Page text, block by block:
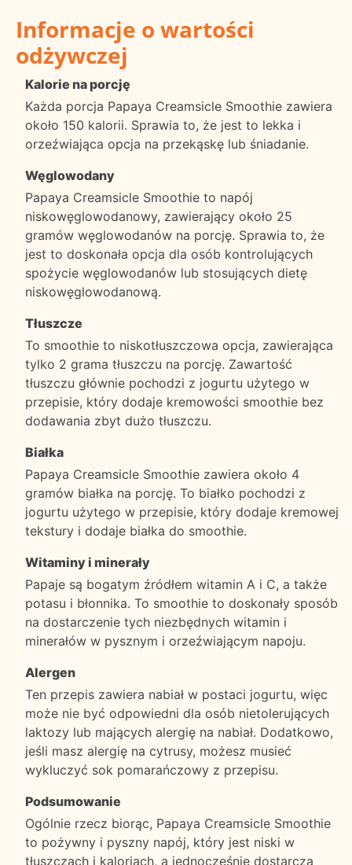
Informacje o wartości
odżywczej
Kalorie na porcję
Każda porcja Papaya Creamsicle Smoothie zawiera
około 150 kalorii. Sprawia to, że jest to lekka i
orzeźwiająca opcja na przekąskę lub śniadanie.
Węglowodany
Papaya Creamsicle Smoothie to napój
niskowęglowodanowy, zawierający około 25
gramów węglowodanów na porcję. Sprawia to, że
jest to doskonała opcja dla osób kontrolujących
spożycie węglowodanów lub stosujących dietę
niskowęglowodanową.
Tłuszcze
To smoothie to niskotłuszczowa opcja, zawierająca
tylko 2 grama tłuszczu na porcję. Zawartość
tłuszczu głównie pochodzi z jogurtu użytego w
przepisie, który dodaje kremowości smoothie bez
dodawania zbyt dużo tłuszczu.
Białka
Papaya Creamsicle Smoothie zawiera około 4
gramów białka na porcję. To białko pochodzi z
jogurtu użytego w przepisie, który dodaje kremowej
tekstury i dodaje białka do smoothie.
Witaminy i minerały
Papaje są bogatym źródłem witamin A i C, a także
potasu i błonnika. To smoothie to doskonały sposób
na dostarczenie tych niezbędnych witamin i
minerałów w pysznym i orzeźwiającym napoju.
Alergen
Ten przepis zawiera nabiał w postaci jogurtu, więc
może nie być odpowiedni dla osób nietolerujących
laktozy lub mających alergię na nabiał. Dodatkowo,
jeśli masz alergię na cytrusy, możesz musieć
wykluczyć sok pomarańczowy z przepisu.
Podsumowanie
Ogólnie rzecz biorąc, Papaya Creamsicle Smoothie
to pożywny i pyszny napój, który jest niski w
tłuszczach i kaloriach, a jednocześnie dostarcza